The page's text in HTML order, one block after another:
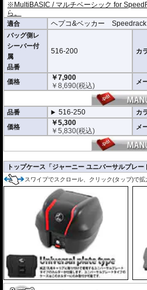
※MultiBASIC / マルチベーシック for
ら。
適合 ヘプコ&ベッカー Speedrack
バッグ側レ
シーバー付
属
品番
516-200 カ
価格
￥7,900
￥8,690(税込) メ
品番 516-250 カ
価格
￥5,300
￥5,830(税込) メ
トップケース「ジャーニー ユニバーサルプレー
スワイプでスクロール、クリック(タップ)で拡